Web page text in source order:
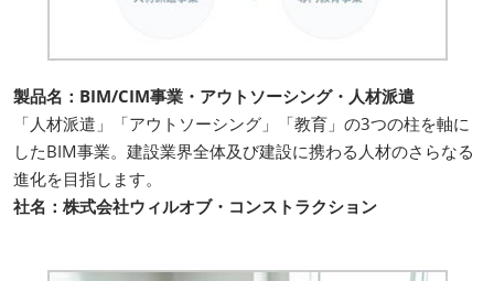
製品名：BIM/CIM事業・アウトソーシング・人材派遣
「人材派遣」「アウトソーシング」「教育」の3つの柱を軸に
したBIM事業。建設業界全体及び建設に携わる人材のさらなる
進化を目指します。
社名：株式会社ウィルオブ・コンストラクション